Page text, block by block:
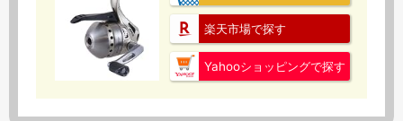
楽天市場で探す
Yahooショッピングで探す